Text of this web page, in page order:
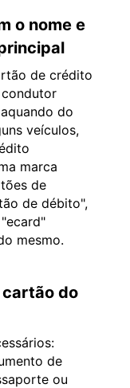
o nome e
de crédito
do
veículos,
marca
de
de débito",
mesmo.
cartão do
de
ou